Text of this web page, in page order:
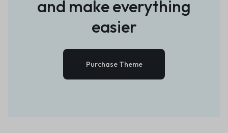
and make everything
easier
Purchase Theme